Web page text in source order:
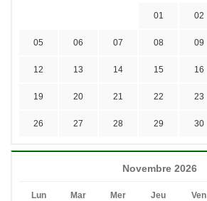
01 02
05 06 07 08 09
12 13 14 15 16
19 20 21 22 23
26 27 28 29 30
Novembre 2026
Lun Mar Mer Jeu Ven